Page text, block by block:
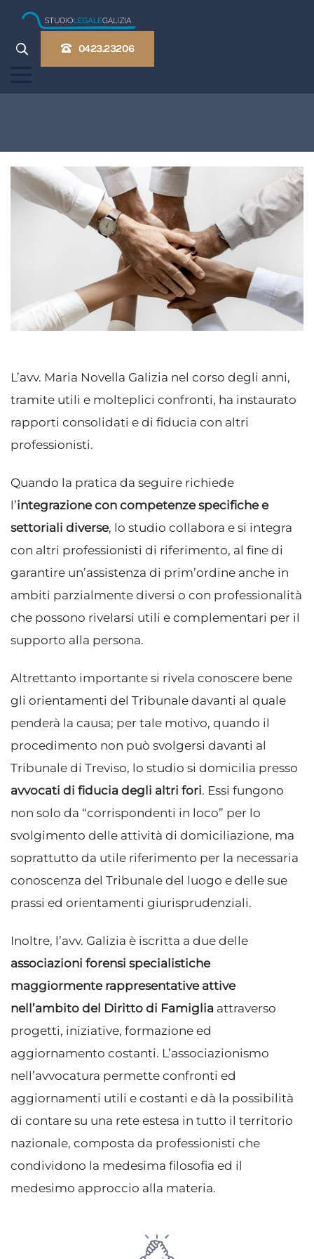
0423.23206
L’avv. Maria Novella Galizia nel corso degli anni,
tramite utili e molteplici confronti, ha instaurato
rapporti consolidati e di fiducia con altri
professionisti.
Quando la pratica da seguire richiede
l’integrazione con competenze specifiche e
settoriali diverse, lo studio collabora e si integra
con altri professionisti di riferimento, al fine di
garantire un’assistenza di prim’ordine anche in
ambiti parzialmente diversi o con professionalità
che possono rivelarsi utili e complementari per il
supporto alla persona.
Altrettanto importante si rivela conoscere bene
gli orientamenti del Tribunale davanti al quale
penderà la causa; per tale motivo, quando il
procedimento non può svolgersi davanti al
Tribunale di Treviso, lo studio si domicilia presso
avvocati di fiducia degli altri fori. Essi fungono
non solo da “corrispondenti in loco” per lo
svolgimento delle attività di domiciliazione, ma
soprattutto da utile riferimento per la necessaria
conoscenza del Tribunale del luogo e delle sue
prassi ed orientamenti giurisprudenziali.
Inoltre, l’avv. Galizia è iscritta a due delle
associazioni forensi specialistiche
maggiormente rappresentative attive
nell’ambito del Diritto di Famiglia attraverso
progetti, iniziative, formazione ed
aggiornamento costanti. L’associazionismo
nell’avvocatura permette confronti ed
aggiornamenti utili e costanti e dà la possibilità
di contare su una rete estesa in tutto il territorio
nazionale, composta da professionisti che
condividono la medesima filosofia ed il
medesimo approccio alla materia.